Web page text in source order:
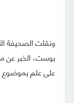
ونقلت الصحيفة
بوست، الخبر عن
على علم بموضوع